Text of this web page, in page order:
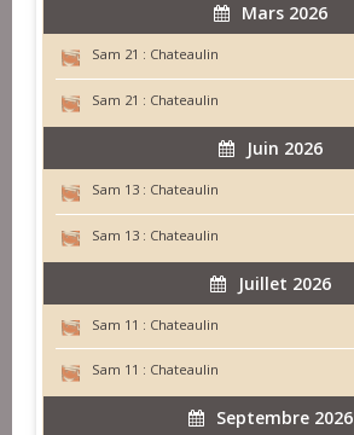
Mars 2026
Sam 21 : Chateaulin
Sam 21 : Chateaulin
Juin 2026
Sam 13 : Chateaulin
Sam 13 : Chateaulin
Juillet 2026
Sam 11 : Chateaulin
Sam 11 : Chateaulin
Septembre 2026